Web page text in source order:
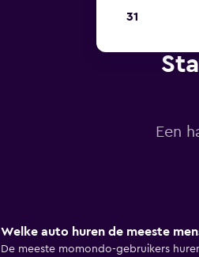
Een
Welke auto huren de meeste
De meeste momondo-gebruikers
31